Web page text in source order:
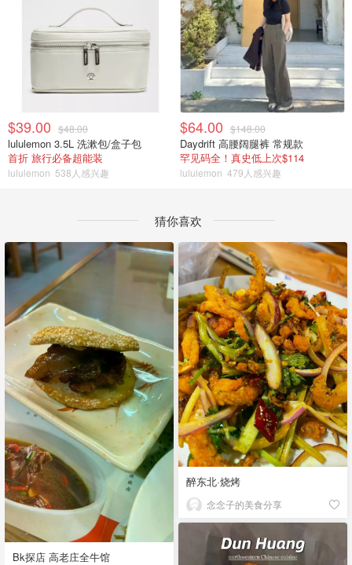
$39.00 $48.00
lululemon 3.5L 洗漱包/盒子包
首折 旅行必备超能装
lululemon 538人感兴趣
$64.00 $148.00
Daydrift 高腰阔腿裤 常规款
罕见码全！真史低上次$114
lululemon 479人感兴趣
猜你喜欢
Bk探店 高老庄全牛馆
醉东北·烧烤
念念子的美食分享